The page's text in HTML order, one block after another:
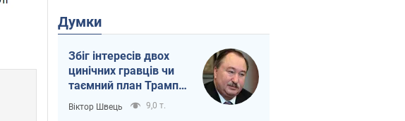
Думки
Збіг інтересів двох
цинічних гравців чи
таємний план Трампа
і Путіна?
Віктор Швець 9,0 т.